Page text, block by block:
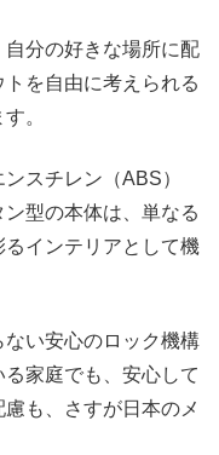
分の好きな場所に配
を自由に考えられる
。
スチレン（ABS）
型の本体は、単なる
インテリアとして機
い安心のロック機構
家庭でも、安心して
も、さすが日本のメ